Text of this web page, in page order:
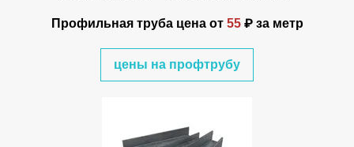
Профильная труба цена от 55 ₽ за метр
цены на профтрубу